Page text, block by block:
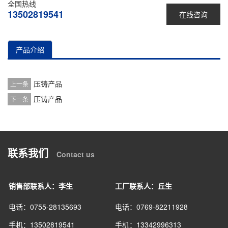
在线咨询
全国热线
13502819541
产品介绍
上一条 压铸产品
下一条 压铸产品
联系我们 Contact us
销售部联系人：李生
电话：0755-28135693
手机：13502819541
工厂联系人：丘生
电话：0769-82211928
手机：13342996313